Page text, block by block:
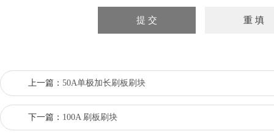
上一篇： 50A单极加长刷板刷块
下一篇： 100A 刷板刷块